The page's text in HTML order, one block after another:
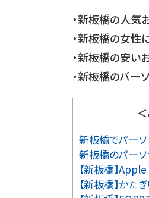
・新板橋の人気
・新板橋の女性
・新板橋の安い
・新板橋のパー
新板橋でパー
新板橋のパー
【新板橋】
【新板橋】かた